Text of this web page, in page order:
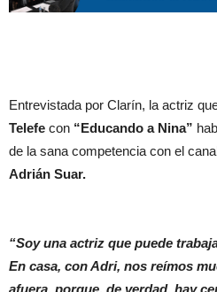
Entrevistada por Clarín, la actriz
Telefe con “Educando a Nina”
de la sana competencia con el
Adrián Suar.
“Soy una actriz que puede
En casa, con Adri, nos reímos